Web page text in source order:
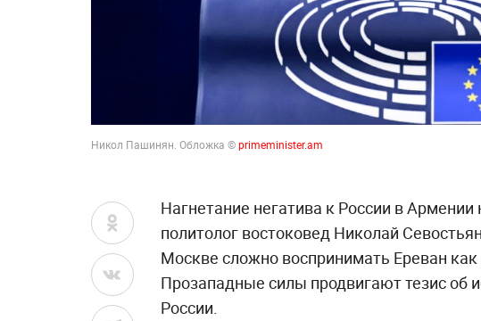
Никол Пашинян. Обложка ©primeminister.am
Нагнетание негатива к России в Армении
политолог востоковед Николай
Москве сложно воспринимать Ереван
Прозападные силы продвигают тезис об
России.